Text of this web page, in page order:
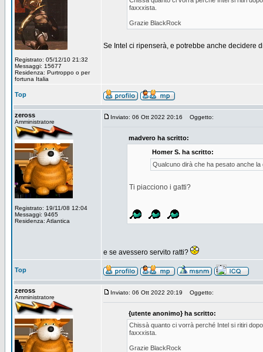
Registrato: 05/12/10 21:32
Messaggi: 15677
Residenza: Purtroppo o per
fortuna Italia
faxxxista.
Grazie BlackRock
Se Intel ci ripenserà, e potrebbe anche decidere
Top
zeross
Amministratore
Registrato: 19/11/08 12:04
Messaggi: 9465
Residenza: Atlantica
Inviato: 06 Ott 2022 20:16 Oggetto:
madvero ha scritto:
Homer S. ha scritto:
Qualcuno dirà che ha pesato anche
Ti piacciono i gatti?
e se avessero servito ratti?
Top
zeross
Amministratore
Inviato: 06 Ott 2022 20:19 Oggetto:
{utente anonimo} ha scritto:
Chissà quanto ci vorrà perché Intel si ritiri
faxxxista.
Grazie BlackRock